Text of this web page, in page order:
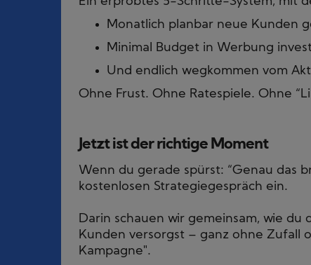
Monatlich planbar neue Kunden
Minimal Budget in Werbung
Und endlich wegkommen vom
Ohne Frust. Ohne Ratespiele. Ohne
Jetzt ist der richtige Moment
Wenn du gerade spürst: “Genau das
kostenlosen Strategiegespräch ein.
Darin schauen wir gemeinsam, wie
Kunden versorgst – ganz ohne Zufall
Kampagne".